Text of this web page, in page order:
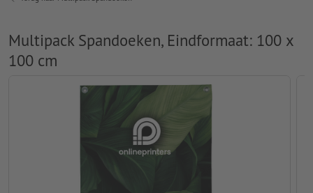
Multipack Spandoeken, Eindformaat: 100 x
100 cm